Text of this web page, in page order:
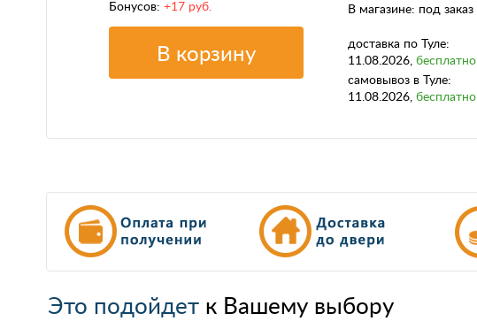
В магазине: под заказ
доставка по Туле:
11.08.2026, бесплатно
самовывоз в Туле:
11.08.2026, бесплатно
Бонусов: +17 руб.
В корзину
Это подойдетк Вашему выбору